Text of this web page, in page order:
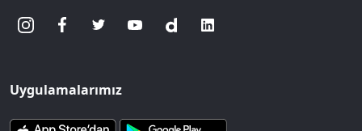
Uygulamalarımız